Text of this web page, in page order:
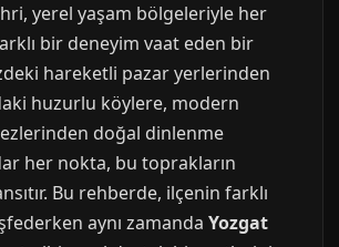
yerel yaşam bölgeleriyle her
bir deneyim vaat eden bir
hareketli pazar yerlerinden
huzurlu köylere, modern
doğal dinlenme
her nokta, bu toprakların
Bu rehberde, ilçenin farklı
aynı zamanda Yozgat